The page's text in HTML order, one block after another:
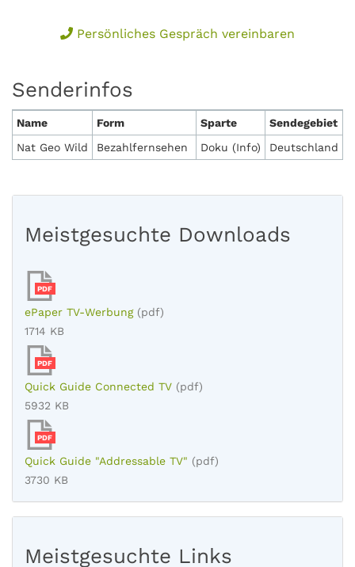
Persönliches Gespräch vereinbaren
Senderinfos
Name Form Sparte
Sendegebiet
Nat Geo Wild
Bezahlfernsehen Doku (Info) Deutschland
Meistgesuchte Downloads
PDF
ePaper TV-Werbung (pdf)
1714 KB
PDF
Quick Guide Connected TV (pdf)
5932 KB
PDF
Quick Guide "Addressable TV" (pdf)
3730 KB
Meistgesuchte Links